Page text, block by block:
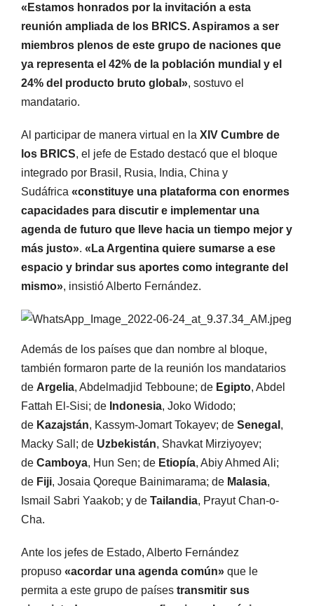
«Estamos honrados por la invitación a esta
reunión ampliada de los BRICS. Aspiramos a ser
miembros plenos de este grupo de naciones que
ya representa el 42% de la población mundial y el
24% del producto bruto global», sostuvo el
mandatario.
Al participar de manera virtual en la XIV Cumbre de
los BRICS, el jefe de Estado destacó que el bloque
integrado por Brasil, Rusia, India, China y
Sudáfrica «constituye una plataforma con enormes
capacidades para discutir e implementar una
agenda de futuro que lleve hacia un tiempo mejor y
más justo». «La Argentina quiere sumarse a ese
espacio y brindar sus aportes como integrante del
mismo», insistió Alberto Fernández.
Además de los países que dan nombre al bloque,
también formaron parte de la reunión los mandatarios
de Argelia, Abdelmadjid Tebboune; de Egipto, Abdel
Fattah El-Sisi; de Indonesia, Joko Widodo;
de Kazajstán, Kassym-Jomart Tokayev; de Senegal ,
Macky Sall; de Uzbekistán, Shavkat Mirziyoyev;
de Camboya, Hun Sen; de Etiopía, Abiy Ahmed Ali;
de Fiji, Josaia Qoreque Bainimarama; de Malasia,
Ismail Sabri Yaakob; y de Tailandia, Prayut Chan-o-
Cha.
Ante los jefes de Estado, Alberto Fernández
propuso «acordar una agenda común» que le
permita a este grupo de países transmitir sus